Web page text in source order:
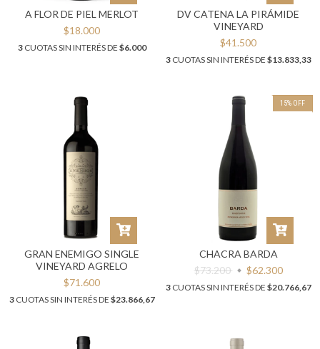
A FLOR DE PIEL MERLOT
$18.000
3CUOTAS SIN INTERÉS DE $6.000
DV CATENA LA PIRÁMIDE
VINEYARD
$41.500
3CUOTAS SIN INTERÉS DE $13.833,33
GRAN ENEMIGO SINGLE
VINEYARD AGRELO
$71.600
3CUOTAS SIN INTERÉS DE $23.866,67
15% OFF
CHACRA BARDA
$73.200
$62.300
3CUOTAS SIN INTERÉS DE $20.766,67